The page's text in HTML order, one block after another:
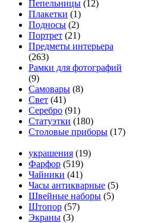
Пепельницы (12)
Плакетки (1)
Подносы (2)
Портрет (21)
Предметы интерьера
(263)
Рамки для фотографий
(9)
Самовары (8)
Свет (41)
Серебро (91)
Статуэтки (180)
Столовые приборы (17)
украшения (19)
Фарфор (519)
Чайники (41)
Часы антикварные (5)
Швейные наборы (5)
Штопор (57)
Экраны (3)